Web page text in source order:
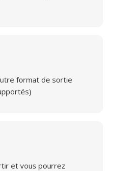
format de sortie
et vous pourrez